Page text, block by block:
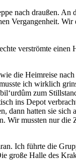
nach draußen. An
Vergangenheit.
verströmte
die Heimreise
ich wirklich
zum
ins Depot
hatten sie sich
Wir mussten nur
Ich führte die
große Halle des